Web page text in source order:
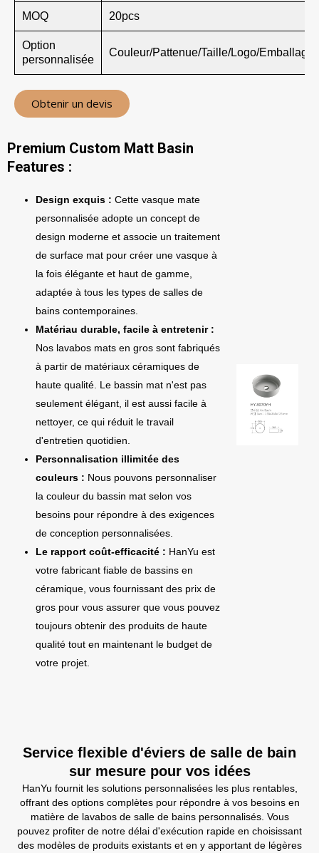
MOQ 20pcs
Option
personnalisée
Couleur/Pattenue/Taille/Logo/Emballage
Obtenir un devis
Premium Custom Matt Basin
Features :
Design exquis : Cette vasque mate
personnalisée adopte un concept de
design moderne et associe un traitement
de surface mat pour créer une vasque à
la fois élégante et haut de gamme,
adaptée à tous les types de salles de
bains contemporaines.
Matériau durable, facile à entretenir :
Nos lavabos mats en gros sont fabriqués
à partir de matériaux céramiques de
haute qualité. Le bassin mat n'est pas
seulement élégant, il est aussi facile à
nettoyer, ce qui réduit le travail
d'entretien quotidien.
Personnalisation illimitée des
couleurs : Nous pouvons personnaliser
la couleur du bassin mat selon vos
besoins pour répondre à des exigences
de conception personnalisées.
Le rapport coût-efficacité : HanYu est
votre fabricant fiable de bassins en
céramique, vous fournissant des prix de
gros pour vous assurer que vous pouvez
toujours obtenir des produits de haute
qualité tout en maintenant le budget de
votre projet.
Service flexible d'éviers de salle de bain
sur mesure pour vos idées
HanYu fournit les solutions personnalisées les plus rentables,
offrant des options complètes pour répondre à vos besoins en
matière de lavabos de salle de bains personnalisés. Vous
pouvez profiter de notre délai d'exécution rapide en choisissant
des modèles de produits existants et en y apportant de légères